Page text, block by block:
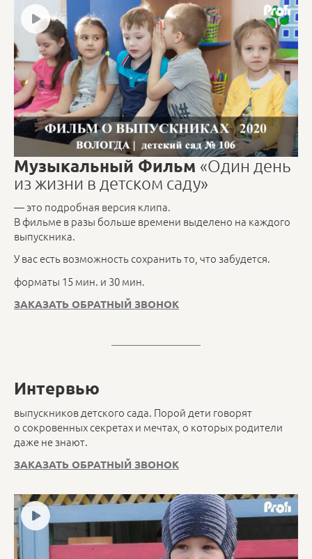
Музыкальный Фильм «Один день
из жизни в детском саду»
— это подробная версия клипа.
В фильме в разы больше времени выделено на каждого
выпускника.
У вас есть возможность сохранить то, что забудется.
форматы 15 мин. и 30 мин.
ЗАКАЗАТЬ ОБРАТНЫЙ ЗВОНОК
Интервью
выпускников детского сада. Порой дети говорят
о сокровенных секретах и мечтах, о которых родители
даже не знают.
ЗАКАЗАТЬ ОБРАТНЫЙ ЗВОНОК